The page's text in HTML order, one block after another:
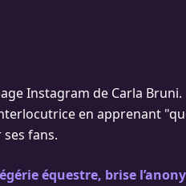
Instagram de Carla Bruni.
en apprenant
fans.
équestre, brise